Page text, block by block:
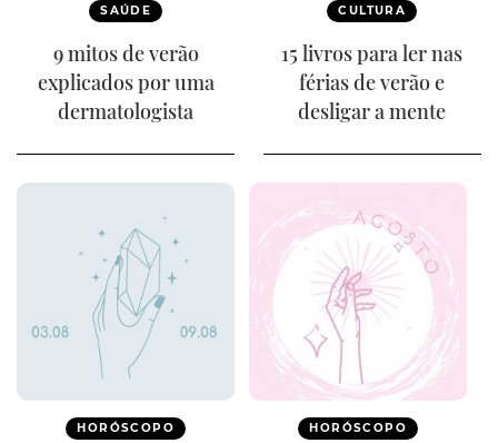
SAÚDE
9 mitos de verão
explicados por uma
dermatologista
CULTURA
15 livros para ler nas
férias de verão e
desligar a mente
HORÓSCOPO HORÓSCOPO